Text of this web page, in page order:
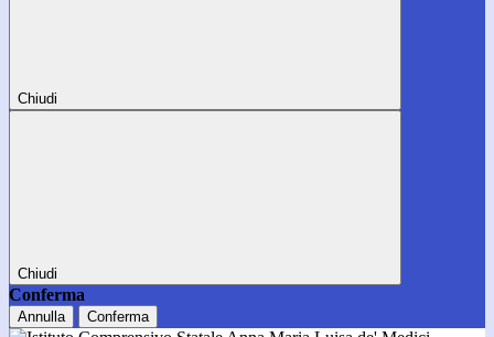
Chiudi
Chiudi
Conferma
Annulla Conferma